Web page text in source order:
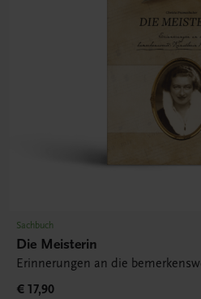
Sachbuch
Die Meisterin
Erinnerungen an die
€ 17,90